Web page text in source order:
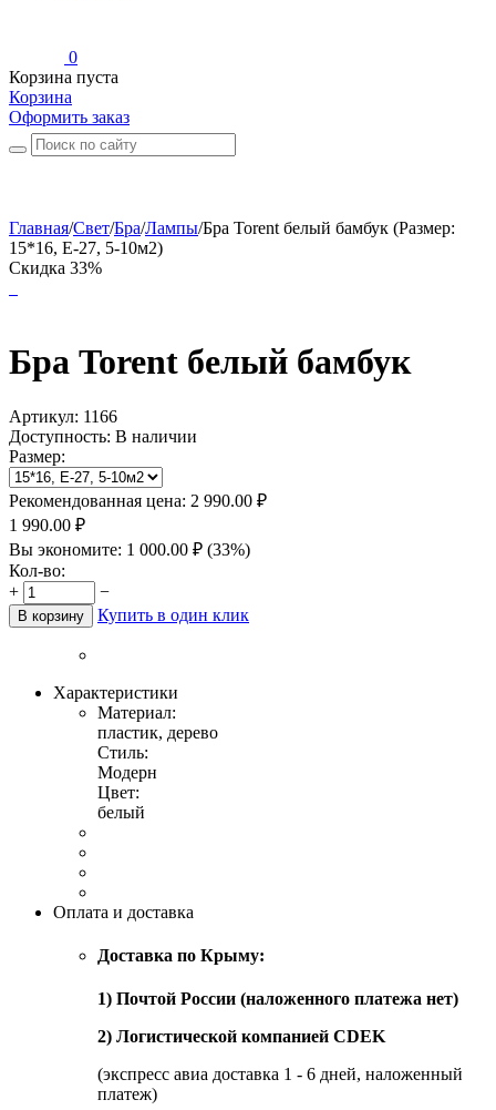
0
Корзина пуста
Корзина
Оформить заказ
Главная/Свет/Бра/Лампы/Бра Torent белый бамбук (Размер:
15*16, Е-27, 5-10м2)
Скидка 33%
Бра Torent белый бамбук
Артикул: 1166
Доступность: В наличии
Размер:
Рекомендованная цена: 2 990.00 ₽
1 990.00 ₽
Вы экономите: 1 000.00 ₽ (33%)
Кол-во:
+
−
В корзину Купить в один клик
Характеристики
Материал:
пластик, дерево
Стиль:
Модерн
Цвет:
белый
Оплата и доставка
Доставка по Крыму:
1) Почтой России (наложенного платежа нет)
2) Логистической компанией CDEK
(экспресс авиа доставка 1 - 6 дней, наложенный
платеж)